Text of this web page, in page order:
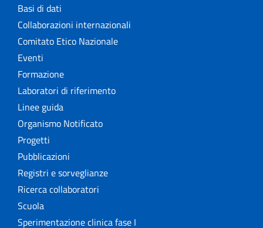
Basi di dati
Collaborazioni internazionali
Comitato Etico Nazionale
Eventi
Formazione
Laboratori di riferimento
Linee guida
Organismo Notificato
Progetti
Pubblicazioni
Registri e sorveglianze
Ricerca collaboratori
Scuola
Sperimentazione clinica fase I